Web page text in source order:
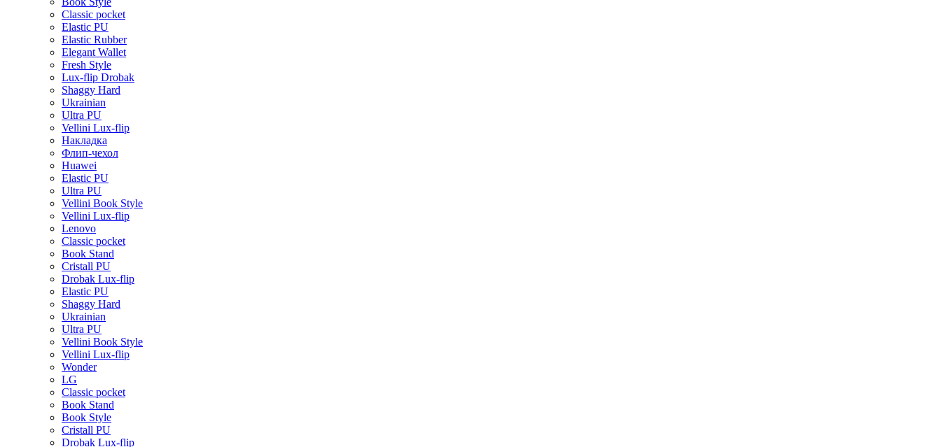
Classic pocket
Elastic PU
Elastic Rubber
Elegant Wallet
Fresh Style
Lux-flip Drobak
Shaggy Hard
Ukrainian
Ultra PU
Vellini Lux-flip
Накладка
Флип-чехол
Huawei
Elastic PU
Ultra PU
Vellini Book Style
Vellini Lux-flip
Lenovo
Classic pocket
Book Stand
Cristall PU
Drobak Lux-flip
Elastic PU
Shaggy Hard
Ukrainian
Ultra PU
Vellini Book Style
Vellini Lux-flip
Wonder
LG
Classic pocket
Book Stand
Book Style
Cristall PU
Drobak Lux-flip